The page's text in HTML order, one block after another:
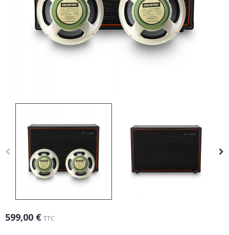
599,00 € TTC